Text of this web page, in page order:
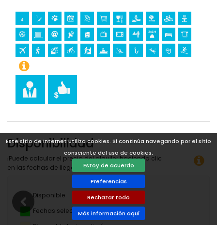
Este sitio de Internet utiliza cookies. Si continúa navegando por el sitio
consciente del uso de cookies.
Estoy de acuerdo
Preferencias
Rechazar todo
Más información aquí
tenis, golf (La Sella Golf) y equitación (a menos de 10
kilómetros del apartamento)
Disponibilidad
¡Puede calcular el precio del alquiler haciendo clic
en las fechas de llegada y salida deseadas!
Disponible
Fechas seleccionadas